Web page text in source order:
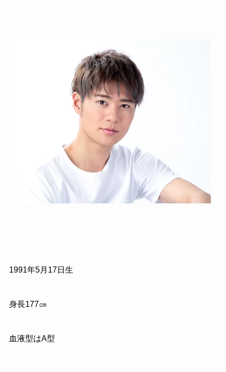
1991年5月 17日生
身長177㎝
血液型はA型